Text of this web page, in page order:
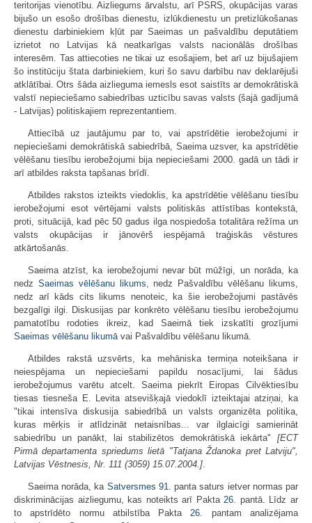
teritorijas vienotību. Aizliegums ārvalstu, arī PSRS, okupācijas varas
bijušo un esošo drošības dienestu, izlūkdienestu un pretizlūkošanas
dienestu darbiniekiem kļūt par Saeimas un pašvaldību deputātiem
izrietot no Latvijas kā neatkarīgas valsts nacionālās drošības
interesēm. Tas attiecoties ne tikai uz esošajiem, bet arī uz bijušajiem
šo institūciju štata darbiniekiem, kuri šo savu darbību nav deklarējuši
atklātībai. Otrs šāda aizlieguma iemesls esot saistīts ar demokrātiskā
valstī nepieciešamo sabiedrības uzticību savas valsts (šajā gadījumā
- Latvijas) politiskajiem reprezentantiem.
Attiecībā uz jautājumu par to, vai apstrīdētie ierobežojumi ir
nepieciešami demokrātiskā sabiedrībā, Saeima uzsver, ka apstrīdētie
vēlēšanu tiesību ierobežojumi bija nepieciešami 2000. gadā un tādi ir
arī atbildes raksta tapšanas brīdī.
Atbildes rakstos izteikts viedoklis, ka apstrīdētie vēlēšanu tiesību
ierobežojumi esot vērtējami valsts politiskās attīstības kontekstā,
proti, situācijā, kad pēc 50 gadus ilga nospiedoša totalitāra režīma un
valsts okupācijas ir jānovērš iespējamā traģiskās vēstures
atkārtošanās.
Saeima atzīst, ka ierobežojumi nevar būt mūžīgi, un norāda, ka
nedz Saeimas vēlēšanu likums, nedz Pašvaldību vēlēšanu likums,
nedz arī kāds cits likums nenoteic, ka šie ierobežojumi pastāvēs
bezgalīgi ilgi. Diskusijas par konkrēto vēlēšanu tiesību ierobežojumu
pamatotību rodoties ikreiz, kad Saeimā tiek izskatīti grozījumi
Saeimas vēlēšanu likumāvai Pašvaldību vēlēšanu likumā.
Atbildes rakstā uzsvērts, ka mehāniska termiņa noteikšana ir
neiespējama un nepieciešami papildu nosacījumi, lai šādus
ierobežojumus varētu atcelt. Saeima piekrīt Eiropas Cilvēktiesību
tiesas tiesneša E. Levita atsevišķajā viedoklī izteiktajai atziņai, ka
"tikai intensīva diskusija sabiedrībā un valsts organizēta politika,
kuras mērķis ir atlīdzināt netaisnības... var ilglaicīgi samierināt
sabiedrību un panākt, lai stabilizētos demokrātiskā iekārta" [ECT
Pirmā departamenta spriedums lietā "Tatjana Ždanoka pret Latviju",
Latvijas Vēstnesis, Nr. 111 (3059) 15.07.2004.].
Saeima norāda, ka Satversmes 91. panta saturs ietver normas par
diskriminācijas aizliegumu, kas noteikts arī Pakta26. pantā. Līdz ar
to apstrīdēto normu atbilstība Pakta26. pantam analizējama